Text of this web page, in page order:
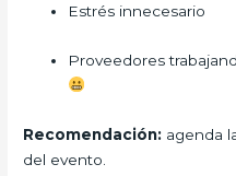
Estrés innecesario
Proveedores
Recomendación: agenda
del evento.